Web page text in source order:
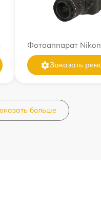
Фотоаппарат
Заказать
больше